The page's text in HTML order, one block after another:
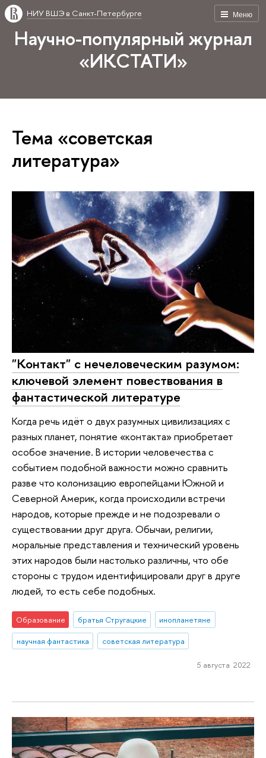
Меню
НИУ ВШЭ в Санкт-Петербурге
Научно-популярный журнал
«ИКСТАТИ»
Тема «советская
литература»
"Контакт" с нечеловеческим разумом:
ключевой элемент повествования в
фантастической литературе
Когда речь идёт о двух разумных цивилизациях с
разных планет, понятие «контакта» приобретает
особое значение. В истории человечества с
событием подобной важности можно сравнить
разве что колонизацию европейцами Южной и
Северной Америк, когда происходили встречи
народов, которые прежде и не подозревали о
существовании друг друга. Обычаи, религии,
моральные представления и технический уровень
этих народов были настолько различны, что обе
стороны с трудом идентифицировали друг в друге
людей, то есть себе подобных.
Образование братья Стругацкие
инопланетяне
научная фантастика
советская литература
5 августа 2022